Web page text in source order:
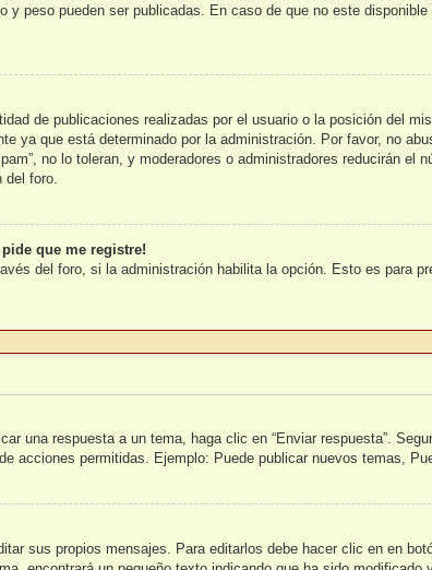
peso pueden ser publicadas. En caso de que no este
de publicaciones realizadas por el usuario o la posición del
ya que está determinado por la administración. Por favor, no
no lo toleran, y moderadores o administradores reducirán el
del foro.
que me registre!
del foro, si la administración habilita la opción. Esto es para
una respuesta a un tema, haga clic en “Enviar respuesta”.
acciones permitidas. Ejemplo: Puede publicar nuevos temas,
sus propios mensajes. Para editarlos debe hacer clic en en